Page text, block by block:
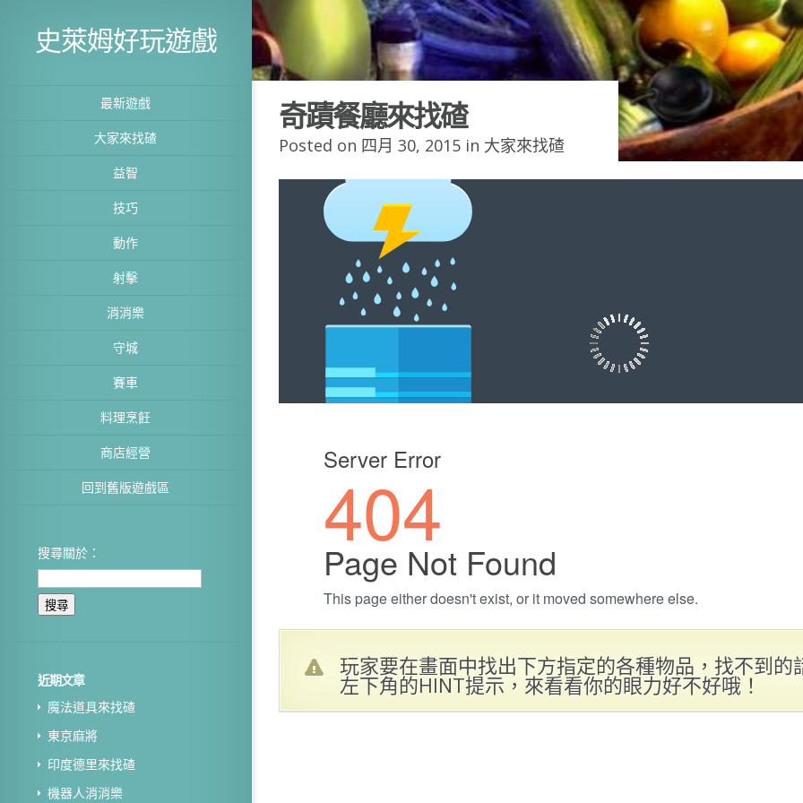
史萊姆好玩遊戲
最新遊戲
大家來找碴
益智
技巧
動作
射擊
消消樂
守城
賽車
料理烹飪
商店經營
回到舊版遊戲區
搜尋關於：
近期文章
魔法道具來找碴
東京麻將
印度德里來找碴
機器人消消樂
奇蹟餐廳來找碴
Posted on 四月 30, 2015 in 大家來找碴
玩家要在畫面中找出下方指定的各種物品，找不到的
左下角的HINT提示，來看看你的眼力好不好哦！